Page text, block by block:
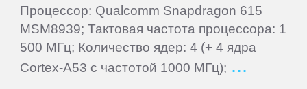
Процессор: Qualcomm Snapdragon 615
MSM8939; Тактовая частота процессора: 1
500 МГц; Количество ядер: 4 (+ 4 ядра
Cortex-A53 с частотой 1000 МГц);
Globus
Gmini